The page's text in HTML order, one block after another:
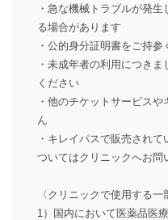
・急な機械トラブルが発
る場合があります
・公的身分証明書をご持参
・未成年者の利用につき
ください
・他のチケットサービス
ん
・キレイパスで販売され
ついてはクリニックへお問
〈クリニックで使用する
1）国内において医薬品医